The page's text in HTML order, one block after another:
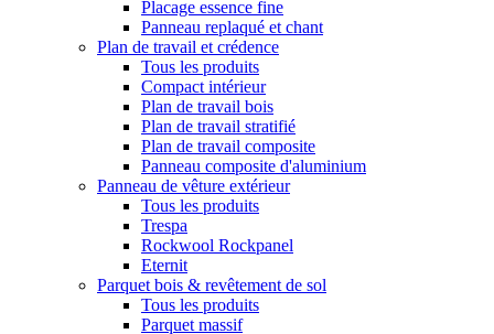
Placage essence fine
Panneau replaqué et chant
Plan de travail et crédence
Tous les produits
Compact intérieur
Plan de travail bois
Plan de travail stratifié
Plan de travail composite
Panneau composite d'aluminium
Panneau de vêture extérieur
Tous les produits
Trespa
Rockwool Rockpanel
Eternit
Parquet bois & revêtement de sol
Tous les produits
Parquet massif